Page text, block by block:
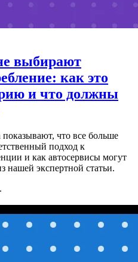
выбирают
как это
и что должны
что все больше
подход к
и как автосервисы могут
нашей экспертной статьи.